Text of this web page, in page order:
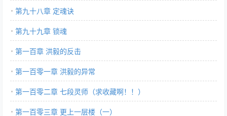
第九十八章 定魂诀
第九十九章 锁魂
第一百章 洪毅的反击
第一百零一章 洪毅的异常
第一百零二章 七段灵师（求收藏啊！！）
第一百零三章 更上一层楼（一）